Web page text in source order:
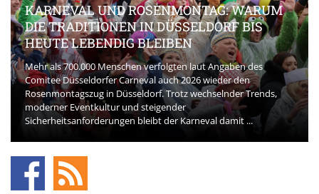
KARNEVAL UND ROSENMONTAG: WARUM
DIE TRADITIONEN IN DÜSSELDORF BIS
HEUTE LEBENDIG BLEIBEN
Mehr als 700.000 Menschen verfolgten laut Angaben des
Comitee Düsseldorfer Carneval auch 2026 wieder den
Rosenmontagszug in Düsseldorf. Trotz wechselnder Trends,
moderner Eventkultur und steigender
Sicherheitsanforderungen bleibt der Karneval damit ...